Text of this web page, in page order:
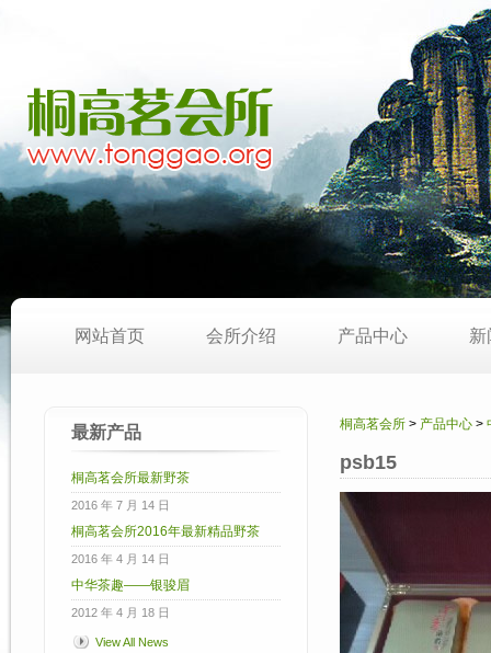
网站首页 会所介绍 产品中心 新
桐高茗会所 > 产品中心 >
psb15
最新产品
桐高茗会所最新野茶
2016 年 7 月 14 日
桐高茗会所2016年最新精品野茶
2016 年 4 月 14 日
中华茶趣——银骏眉
2012 年 4 月 18 日
View All News